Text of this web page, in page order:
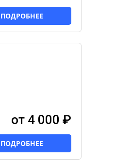
ПОДРОБНЕЕ
от 4 000 ₽
ПОДРОБНЕЕ